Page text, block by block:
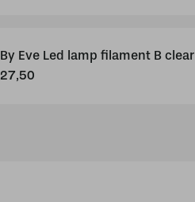
By Eve Led lamp filament B clear
27,50